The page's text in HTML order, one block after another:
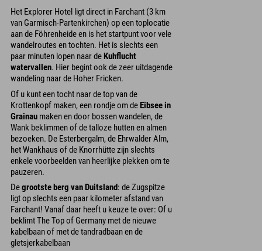
Het Explorer Hotel ligt direct in Farchant (3 km
van Garmisch-Partenkirchen) op een toplocatie
aan de Föhrenheide en is het startpunt voor vele
wandelroutes en tochten. Het is slechts een
paar minuten lopen naar de Kuhflucht
watervallen. Hier begint ook de zeer uitdagende
wandeling naar de Hoher Fricken.
Of u kunt een tocht naar de top van de
Krottenkopf maken, een rondje om deEibsee in
Grainau maken en door bossen wandelen, de
Wank beklimmen of de talloze hutten en almen
bezoeken. De Esterbergalm, de Ehrwalder Alm,
het Wankhaus of de Knorrhütte zijn slechts
enkele voorbeelden van heerlijke plekken om te
pauzeren.
Degrootste berg van Duitsland: de Zugspitze
ligt op slechts een paar kilometer afstand van
Farchant! Vanaf daar heeft u keuze te over: Of u
beklimt The Top of Germany met de nieuwe
kabelbaan of met de tandradbaan en de
gletsjerkabelbaan